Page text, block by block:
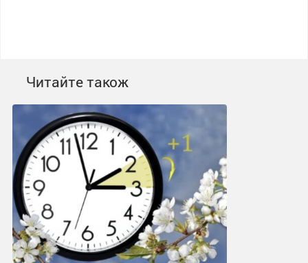
Читайте також